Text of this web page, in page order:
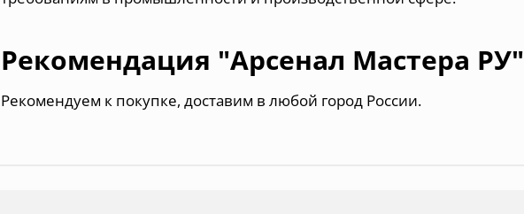
Рекомендация "Арсенал Мастера РУ"
Рекомендуем к покупке, доставим в любой город России.